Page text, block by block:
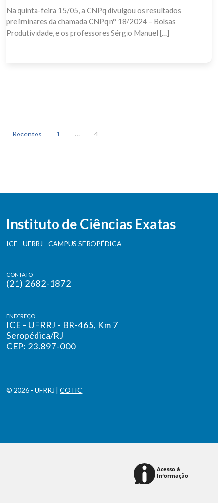
Na quinta-feira 15/05, a CNPq divulgou os resultados
preliminares da chamada CNPq n° 18/2024 – Bolsas
Produtividade, e os professores Sérgio Manuel […]
Paginação
de
Recentes 1 … 4
Instituto de Ciências Exatas
ICE - UFRRJ - CAMPUS SEROPÉDICA
CONTATO
(21) 2682-1872
ENDEREÇO
ICE - UFRRJ - BR-465, Km 7
Seropédica/RJ
CEP: 23.897-000
© 2026 - UFRRJ |COTIC